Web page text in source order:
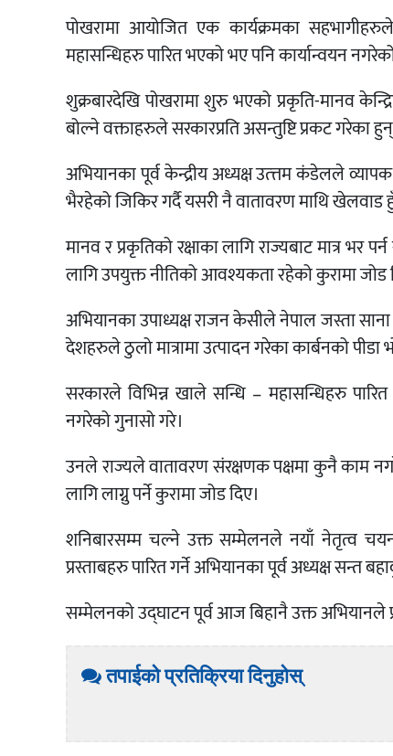
पोखरामा आयोजित एक कार्यक्रमका
महासन्धिहरु पारित भएको भए पनि कार्यान्वयन
शुक्रबारदेखि पोखरामा शुरु भएको प्रकृति-मानव
बोल्ने वक्ताहरुले सरकारप्रति असन्तुष्टि प्रकट गरेका
अभियानका पूर्व केन्द्रीय अध्यक्ष उत्त्तम कंडेलले
भैरहेको जिकिर गर्दै यसरी नै वातावरण माथि खेलवाड
मानव र प्रकृतिको रक्षाका लागि राज्यबाट मात्र
लागि उपयुक्त नीतिको आवश्यकता रहेको कुरामा जोड
अभियानका उपाध्यक्ष राजन केसीले नेपाल जस्ता
देशहरुले ठुलो मात्रामा उत्पादन गरेका कार्बनको पीडा
सरकारले विभिन्न खाले सन्धि – महासन्धिहरु
नगरेको गुनासो गरे।
उनले राज्यले वातावरण संरक्षणक पक्षमा कुनै काम
लागि लाग्नु पर्ने कुरामा जोड दिए।
शनिबारसम्म चल्ने उक्त सम्मेलनले नयाँ नेतृत्व
प्रस्ताबहरु पारित गर्ने अभियानका पूर्व अध्यक्ष सन्त
सम्मेलनको उद्घाटन पूर्व आज बिहानै उक्त अभियानले
तपाईको प्रतिक्रिया दिनुहोस्